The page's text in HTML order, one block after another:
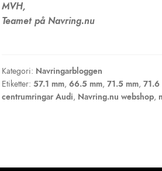
MVH,
Teamet på Navring.nu
Kategori: Navringarbloggen
Etiketter:57.1 mm,66.5 mm,71.5 mm,71.6
centrumringar Audi, Navring.nu webshop,